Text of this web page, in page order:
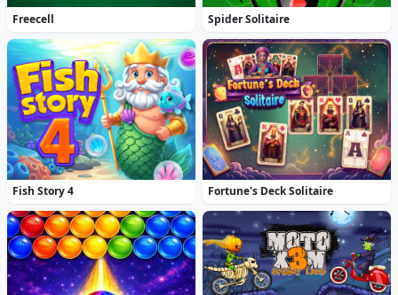
Freecell Spider Solitaire
Fish Story 4 Fortune's Deck Solitaire